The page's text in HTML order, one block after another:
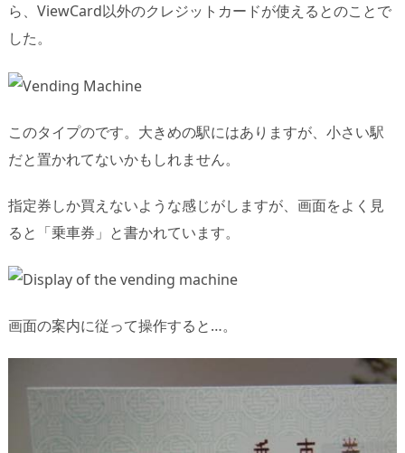
ら、ViewCard以外のクレジットカードが使えるとのことで
した。
このタイプのです。大きめの駅にはありますが、小さい駅
だと置かれてないかもしれません。
指定券しか買えないような感じがしますが、画面をよく見
ると「乗車券」と書かれています。
画面の案内に従って操作すると…。